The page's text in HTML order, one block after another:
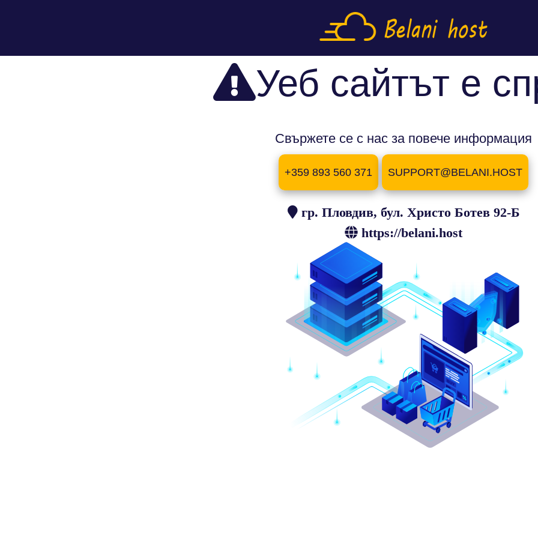
Уеб сайтът е
Свържете се с нас за повече информация
+359 893 560 371 SUPPORT@BELANI.HOST
гр. Пловдив, бул. Христо Ботев 92-Б
https://belani.host